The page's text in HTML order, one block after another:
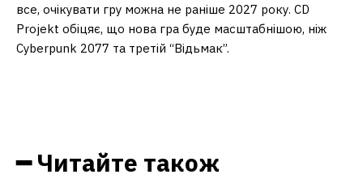
все, очікувати гру можна не раніше 2027 року. CD
Projekt обіцяє, що нова гра буде масштабнішою, ніж
Cyberpunk 2077 та третій “Відьмак”.
━ Читайте також